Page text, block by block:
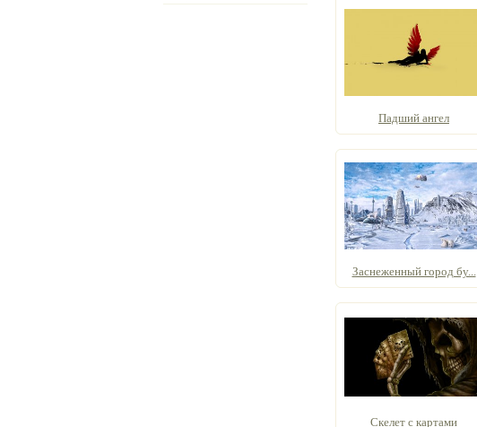
Падший ангел
Заснеженный город бу...
Скелет с картами